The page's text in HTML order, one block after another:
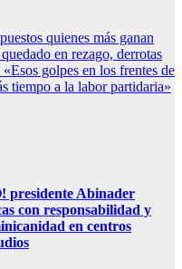
quienes más ganan
en rezago, derrotas
golpes en los frentes de
tiempo a la labor partidaria»
Abinader
con responsabilidad y
en centros